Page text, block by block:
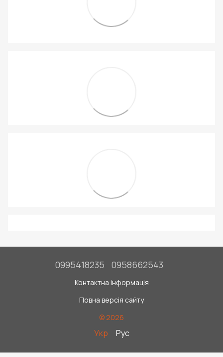
0995418235 0958662543
Контактна інформація
Повна версія сайту
© 2026
Укр Рус